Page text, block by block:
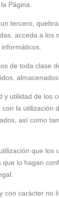
Página.
tercero,
acceda a los
de toda clase
y utilidad de los
la utilización
así como
que los
que lo hagan
con carácter no